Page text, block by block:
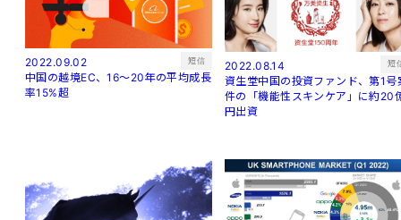
2022.09.02 短信
中国の越境EC、16～20年の平均成長
率15%超
2022.08.14 短
資生堂中国の投資ファンド、第1号
件の「機能性スキンケア」に約20
円出資